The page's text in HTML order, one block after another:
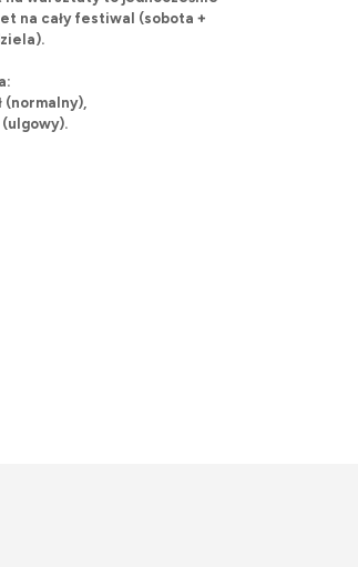
na cały festiwal (sobota +
(normalny),
(ulgowy).